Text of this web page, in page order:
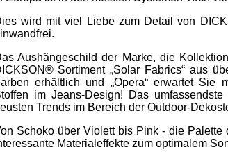
wird mit viel Liebe zum Detail von
Aushängeschild der Marke, die
Sortiment „Solar Fabrics“ aus
erhältlich und „Opera“ erwartet Sie
im Jeans-Design! Das
Trends im Bereich der Outdoor-
Schoko über Violett bis Pink - die
Materialeffekte zum optimalem